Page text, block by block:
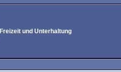
Freizeit und Unterhaltung